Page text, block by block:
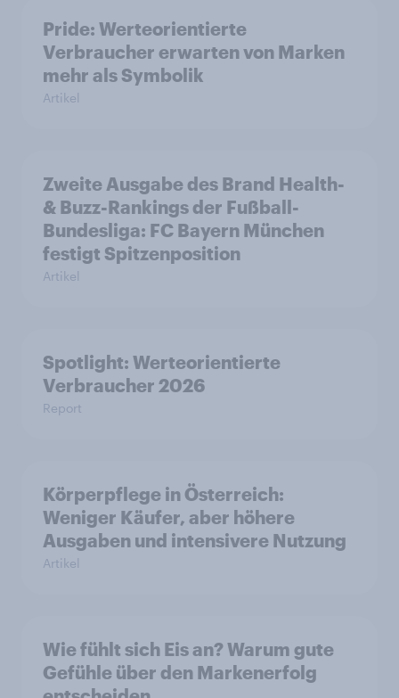
Pride: Werteorientierte
Verbraucher erwarten von Marken
mehr als Symbolik
Artikel
Zweite Ausgabe des Brand Health-
& Buzz-Rankings der Fußball-
Bundesliga: FC Bayern München
festigt Spitzenposition
Artikel
Spotlight: Werteorientierte
Verbraucher 2026
Report
Körperpflege in Österreich:
Weniger Käufer, aber höhere
Ausgaben und intensivere Nutzung
Artikel
Wie fühlt sich Eis an? Warum gute
Gefühle über den Markenerfolg